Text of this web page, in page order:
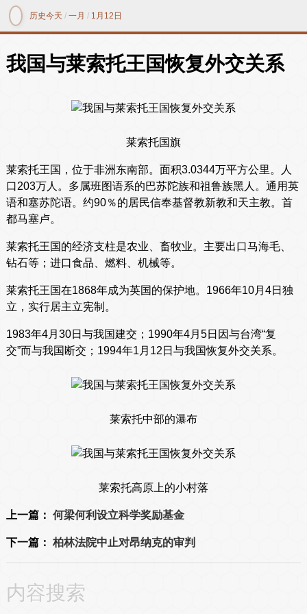
历史今天 /一月 / 1月12日
我国与莱索托王国恢复外交关系
莱索托国旗
莱索托王国，位于非洲东南部。面积3.0344万平方公里。人
口203万人。多属班图语系的巴苏陀族和祖鲁族黑人。通用英
语和塞苏陀语。约90％的居民信奉基督教新教和天主教。首
都马塞卢。
莱索托王国的经济支柱是农业、畜牧业。主要出口马海毛、
钻石等；进口食品、燃料、机械等。
莱索托王国在1868年成为英国的保护地。1966年10月4日独
立，实行居主立宪制。
1983年4月30日与我国建交；1990年4月5日因与台湾“复
交”而与我国断交；1994年1月12日与我国恢复外交关系。
莱索托中部的瀑布
莱索托高原上的小村落
上一篇： 何梁何利设立科学奖励基金
下一篇： 柏林法院中止对昂纳克的审判
内容搜索